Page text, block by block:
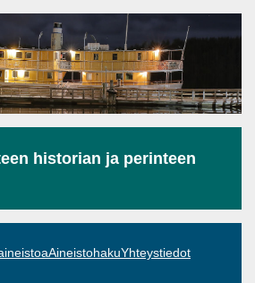
historian ja perinteen
AineistohakuYhteystiedot